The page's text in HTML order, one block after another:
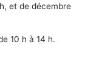
et de décembre
10 h à 14 h.